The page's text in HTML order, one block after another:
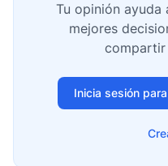
Tu opinión
mejores
compartir
Inicia sesión